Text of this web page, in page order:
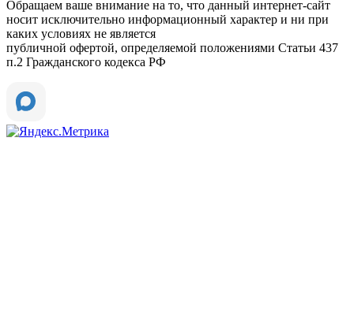
Обращаем ваше внимание на то, что данный интернет-сайт
носит исключительно информационный характер и ни при
каких условиях не является
публичной офертой, определяемой положениями Статьи 437
п.2 Гражданского кодекса РФ